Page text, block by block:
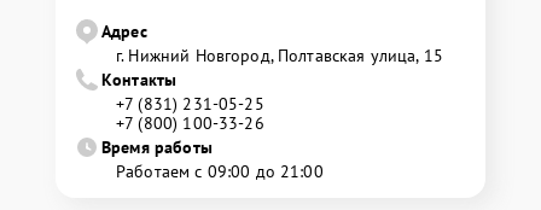
Адрес
г. Нижний Новгород, Полтавская улица, 15
Контакты
+7 (831) 231-05-25
+7 (800) 100-33-26
Время работы
Работаем с 09:00 до 21:00